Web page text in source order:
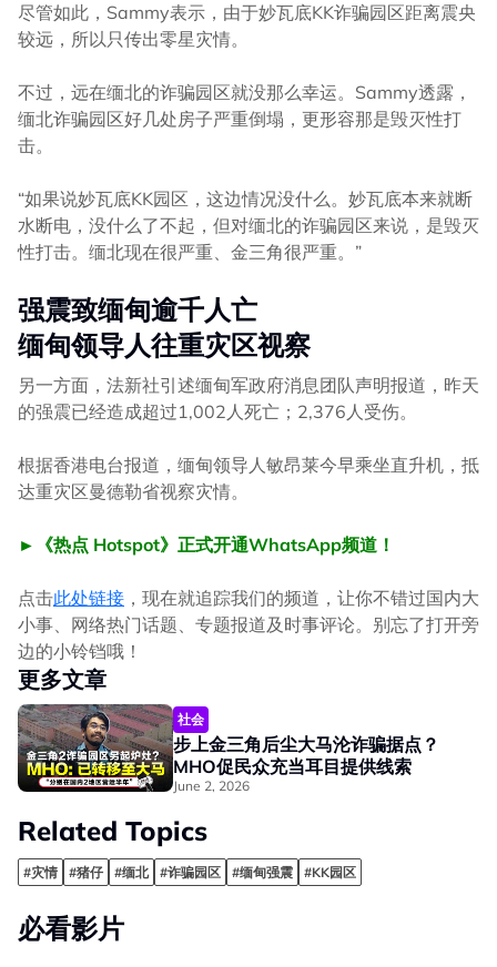
尽管如此，Sammy表示，由于妙瓦底KK诈骗园区距离震央
较远，所以只传出零星灾情。
不过，远在缅北的诈骗园区就没那么幸运。Sammy透露，
缅北诈骗园区好几处房子严重倒塌，更形容那是毁灭性打
击。
“如果说妙瓦底KK园区，这边情况没什么。妙瓦底本来就断
水断电，没什么了不起，但对缅北的诈骗园区来说，是毁灭
性打击。缅北现在很严重、金三角很严重。”
强震致缅甸逾千人亡
缅甸领导人往重灾区视察
另一方面，法新社引述缅甸军政府消息团队声明报道，昨天
的强震已经造成超过1,002人死亡；2,376人受伤。
根据香港电台报道，缅甸领导人敏昂莱今早乘坐直升机，抵
达重灾区曼德勒省视察灾情。
►《热点 Hotspot》正式开通WhatsApp频道！
点击此处链接 ，现在就追踪我们的频道，让你不错过国内大
小事、网络热门话题、专题报道及时事评论。别忘了打开旁
边的小铃铛哦！
更多文章
社会
步上金三角后尘大马沦诈骗据点？
MHO促民众充当耳目提供线索
June 2, 2026
Related Topics
#灾情 #猪仔 #缅北 #诈骗园区 #缅甸强震 #KK园区
必看影片